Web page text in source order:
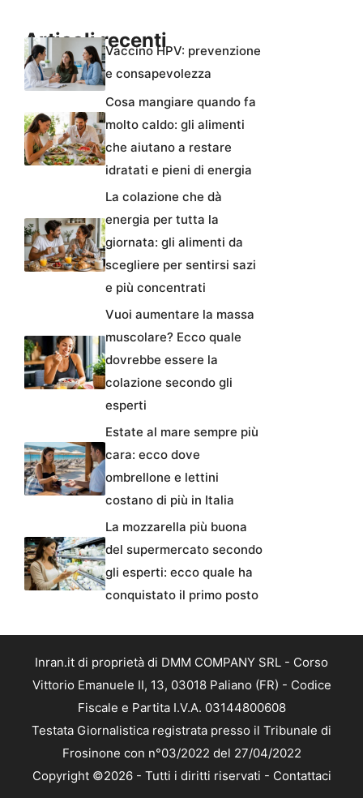
Articoli recentiVaccino HPV: prevenzione
e consapevolezza
Cosa mangiare quando fa
molto caldo: gli alimenti
che aiutano a restare
idratati e pieni di energia
La colazione che dà
energia per tutta la
giornata: gli alimenti da
scegliere per sentirsi sazi
e più concentrati
Vuoi aumentare la massa
muscolare? Ecco quale
dovrebbe essere la
colazione secondo gli
esperti
Estate al mare sempre più
cara: ecco dove
ombrellone e lettini
costano di più in Italia
La mozzarella più buona
del supermercato secondo
gli esperti: ecco quale ha
conquistato il primo posto
Inran.it di proprietà di DMM COMPANY SRL - Corso
Vittorio Emanuele II, 13, 03018 Paliano (FR) - Codice
Fiscale e Partita I.V.A. 03144800608
Testata Giornalistica registrata presso il Tribunale di
Frosinone con n°03/2022 del 27/04/2022
Copyright ©2026 - Tutti i diritti riservati - Contattaci